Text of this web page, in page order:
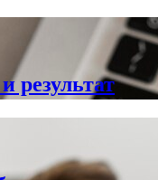
результат